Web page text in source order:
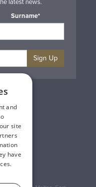
latest news.
Surname*
Sign Up
and
site
have